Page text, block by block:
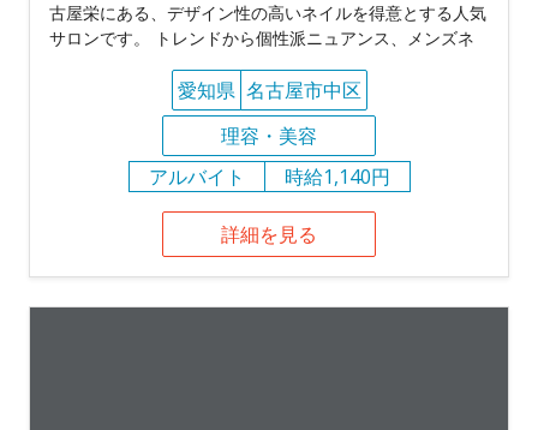
古屋栄にある、デザイン性の高いネイルを得意とする人気
サロンです。 トレンドから個性派ニュアンス、メンズネ
愛知県 名古屋市中区
理容・美容
アルバイト
時給1,140円
詳細を見る